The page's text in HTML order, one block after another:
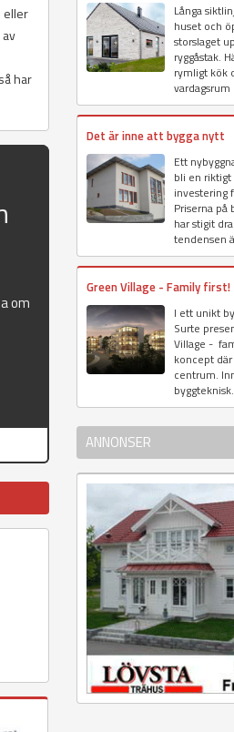
eller
har
om
Långa
huset och
storslaget
ryggåstak.
rymligt kök
vardagsrum
Det är inne att bygga nytt
Ett
bli en riktigt
investering
Priserna
har stigit
tendensen
Green Village - Family first!
I ett unikt
Surte
Village -
koncept
centrum.
ANNONSER